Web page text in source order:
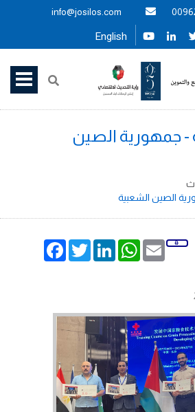
info@josilos.com
English
- جمهورية الصين
الصين الشعبية
FacebookTwitterLinkedIn
WhatsAppEmail